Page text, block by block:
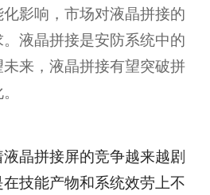
影响，市场对液晶拼接的
液晶拼接是安防系统中的
来，液晶拼接有望突破拼
晶拼接屏的竞争越来越剧
技能产物和系统效劳上不